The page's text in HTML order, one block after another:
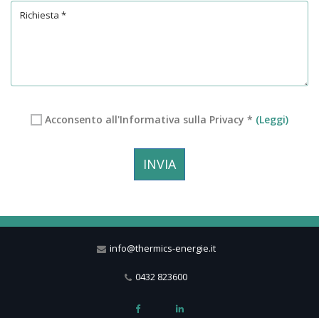
Acconsento all'Informativa sulla Privacy * (Leggi)
INVIA
info@thermics-energie.it
0432 823600